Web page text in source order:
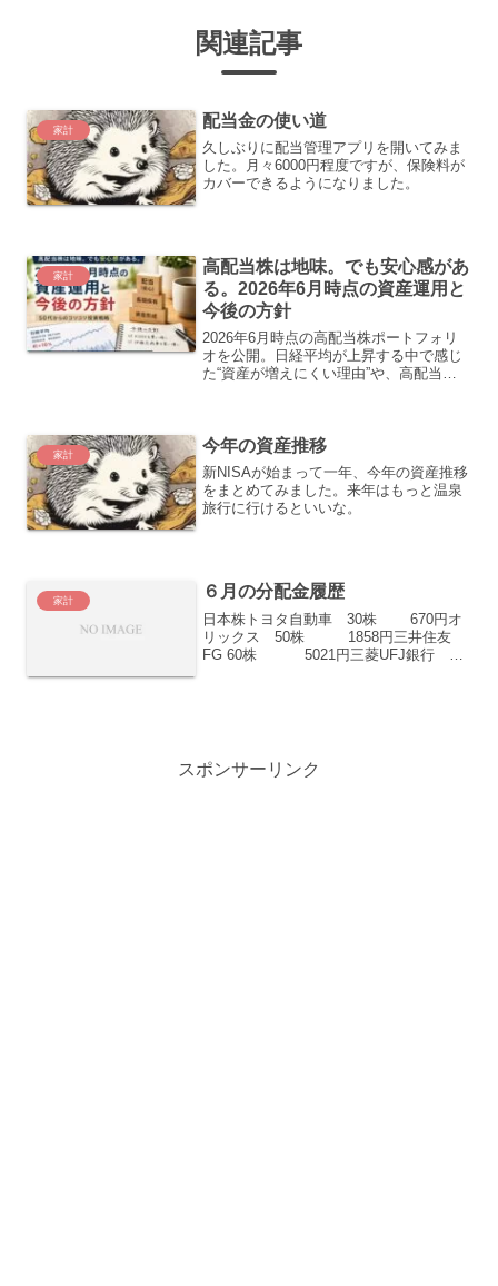
関連記事
家計 配当金の使い道
久しぶりに配当管理アプリを開いてみま
した。月々6000円程度ですが、保険料が
カバーできるようになりました。
家計
高配当株は地味。でも安心感があ
る。2026年6月時点の資産運用と
今後の方針
2026年6月時点の高配当株ポートフォリ
オを公開。日経平均が上昇する中で感じ
た“資産が増えにくい理由”や、高配当投
紹介します。
家計 今年の資産推移
新NISAが始まって一年、今年の資産推移
をまとめてみました。来年はもっと温泉
旅行に行けるといいな。
家計 ６月の分配金履歴
日本株トヨタ自動車 30株 670円オ
リックス 50株 1858円三井住友
FG 60株 5021円三菱UFJ銀行 50
スポンサーリンク